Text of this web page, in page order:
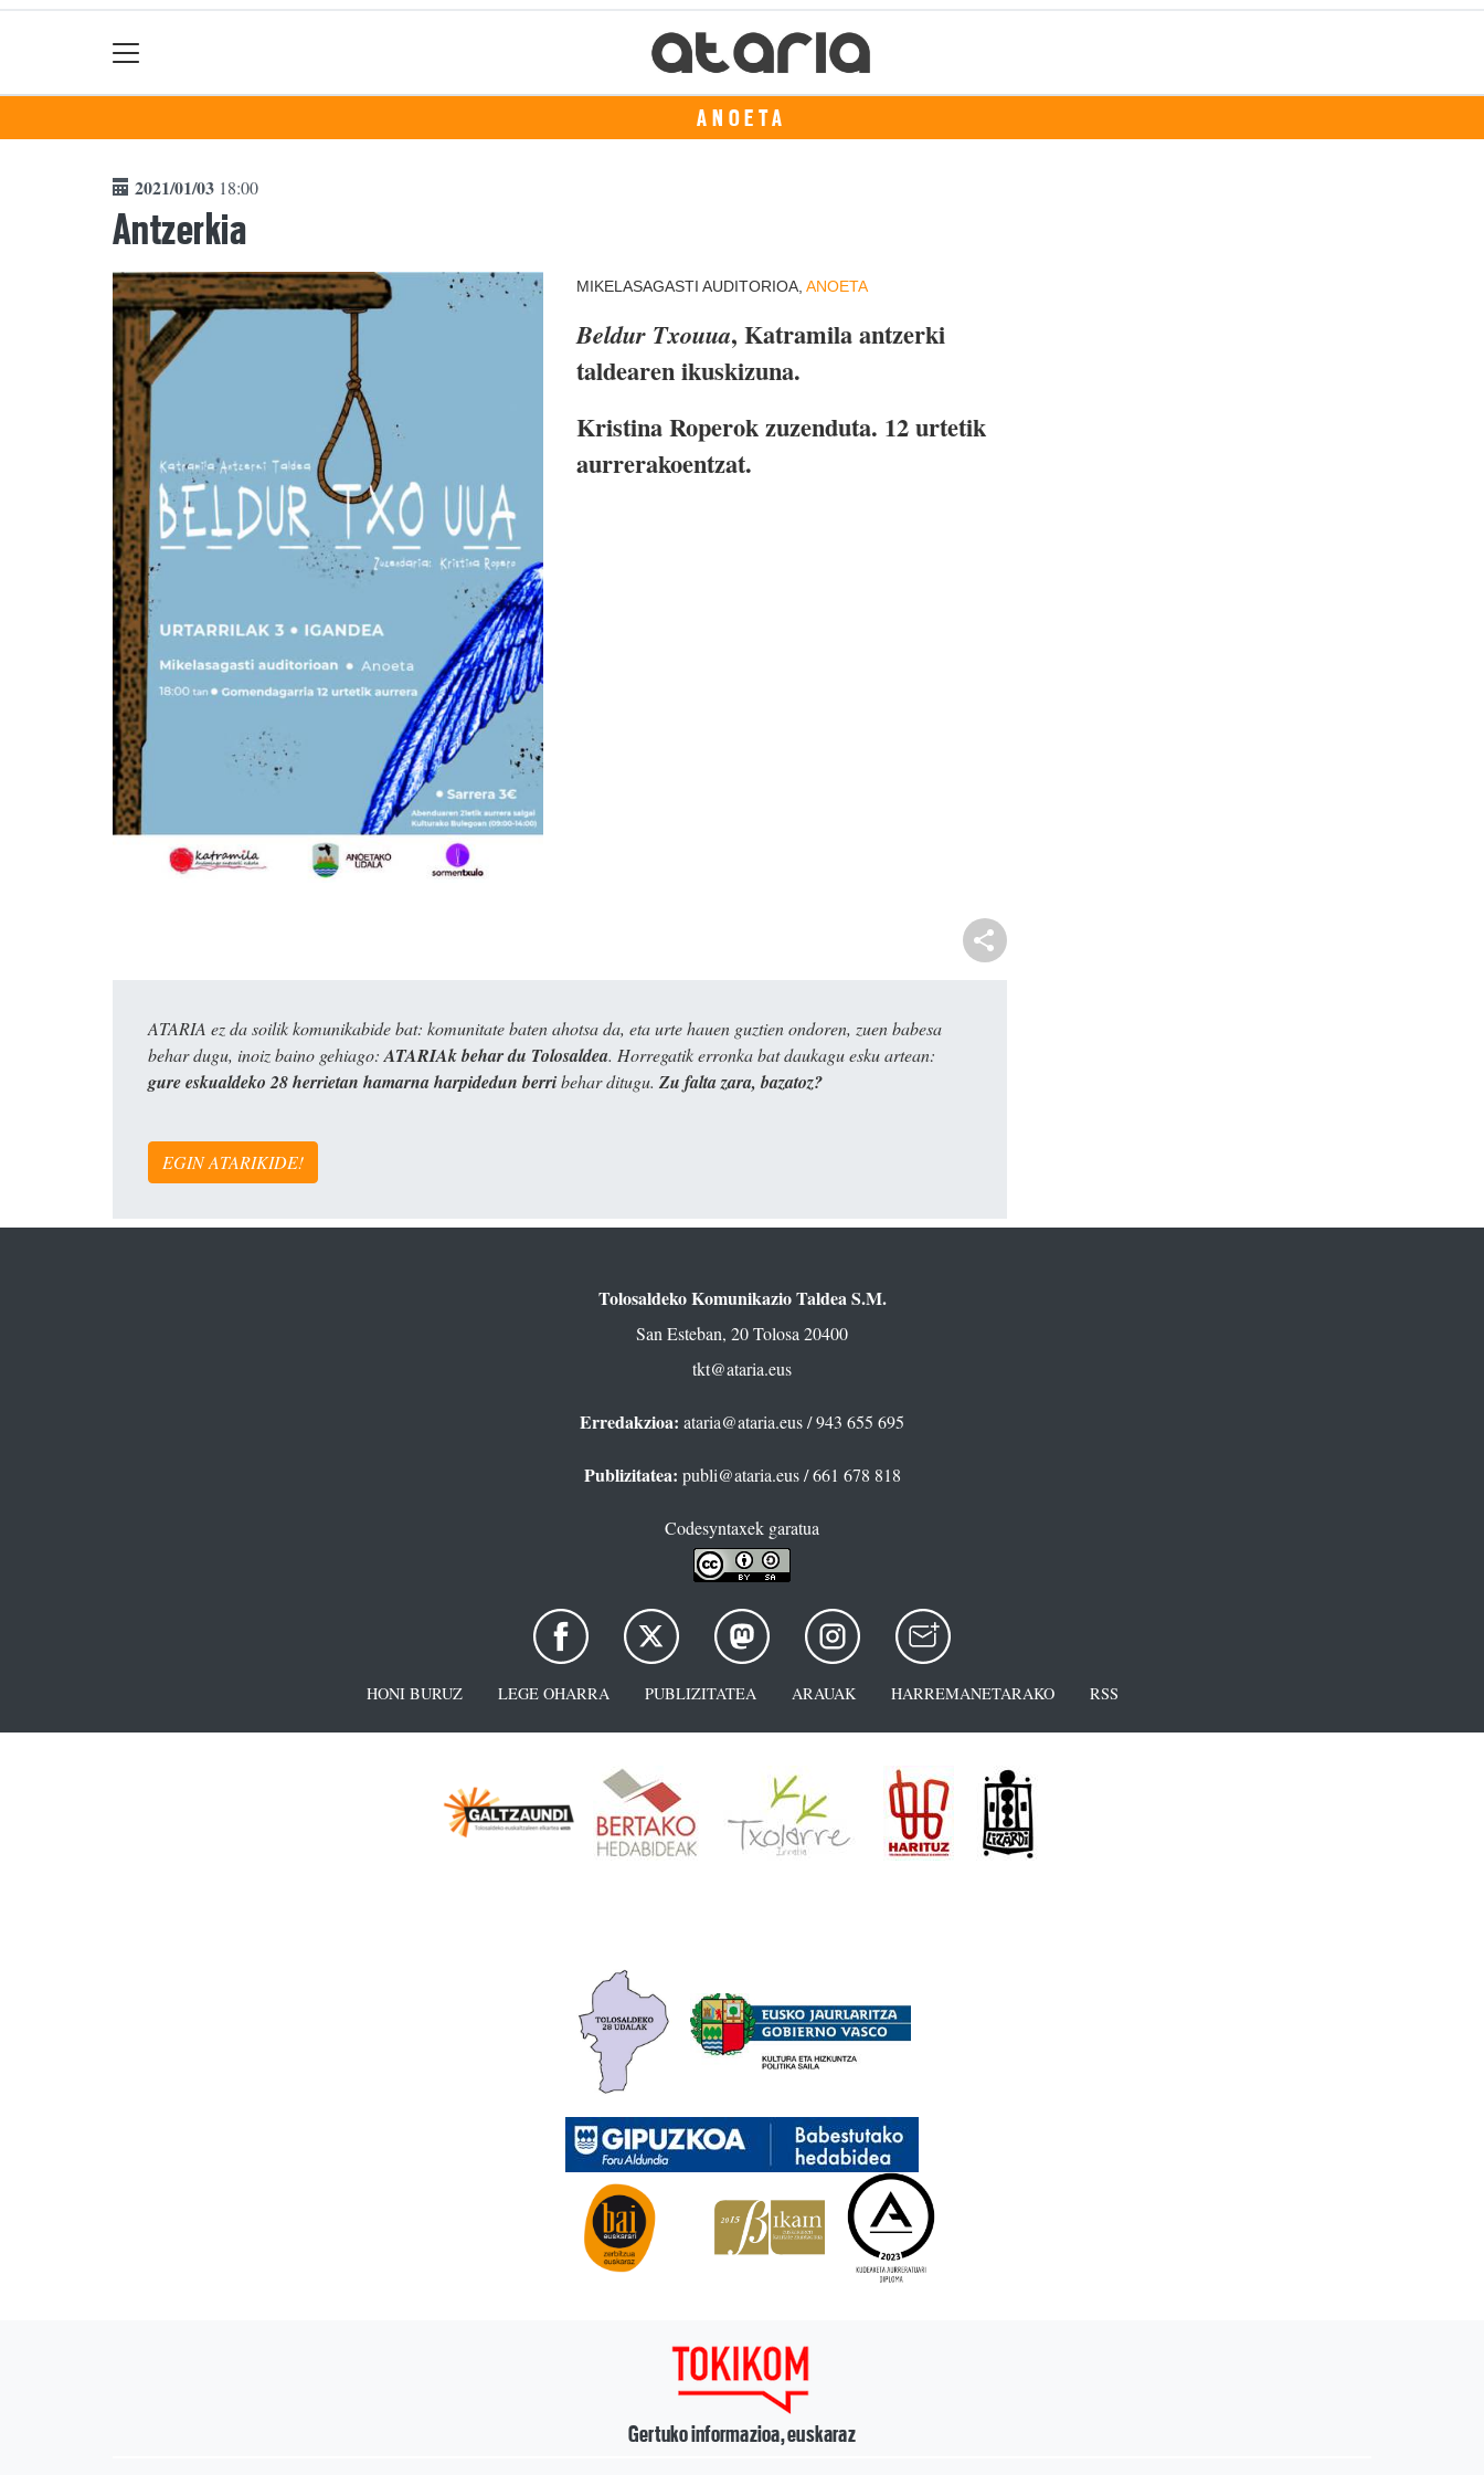
ANOETA
2021/01/03 18:00
Antzerkia
MIKELASAGASTI AUDITORIOA, ANOETA
Beldur Txouua, Katramila antzerki
taldearen ikuskizuna.
Kristina Roperok zuzenduta. 12 urtetik
aurrerakoentzat.
ATARIA ez da soilik komunikabide bat: komunitate baten ahotsa da, eta urte hauen guztien ondoren, zuen babesa
behar dugu, inoiz baino gehiago: ATARIAk behar du Tolosaldea. Horregatik erronka bat daukagu esku artean:
gure eskualdeko 28 herrietan hamarna harpidedun berribehar ditugu. Zu falta zara, bazatoz?
EGIN ATARIKIDE!
Tolosaldeko Komunikazio Taldea S.M.
San Esteban, 20 Tolosa 20400
tkt@ataria.eus
Erredakzioa: ataria@ataria.eus/ 943 655 695
Publizitatea: publi@ataria.eus/ 661 678 818
Codesyntaxek garatua
HONI BURUZ LEGE OHARRA PUBLIZITATEA ARAUAK HARREMANETARAKO RSS
Gertuko informazioa, euskaraz